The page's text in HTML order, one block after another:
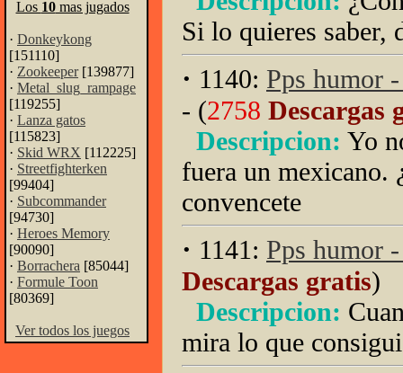
Los 10mas jugados
· Donkeykong
[151110]
· Zookeeper[139877]
· Metal_slug_rampage
[119255]
· Lanza gatos
[115823]
· Skid WRX [112225]
· Streetfighterken
[99404]
· Subcommander
[94730]
· Heroes Memory
[90090]
· Borrachera [85044]
· Formule Toon
[80369]
Ver todos los juegos
Si lo quieres saber,
· 1140: Pps humor
- (2758 Descargas
Descripcion: Yo
fuera un mexicano.
convencete
· 1141: Pps humor
Descargas gratis)
Descripcion:
mira lo que